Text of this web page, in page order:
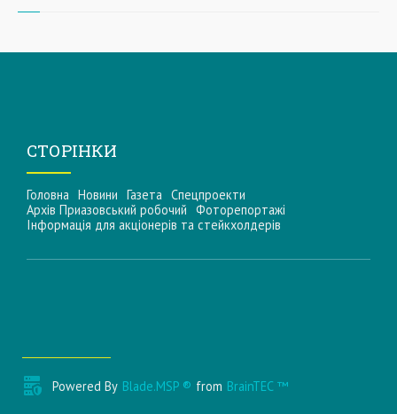
СТОРІНКИ
Головна Новини Газета Спецпроекти
Архів Приазовський робочий Фоторепортажі
Інформацiя для акцiонерiв та стейкхолдерiв
Powered By Blade.MSP ® from BrainTEC ™